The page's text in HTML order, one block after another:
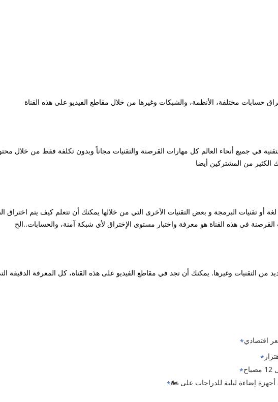
حسابات مختلفة، الأنظمة، والشبكات وغيرها من خلال مقاطع الفيديو على هذه القناة
في جميع أنحاء العالم كل مهارات القرصنة والتقنيات مجاناً وبدون تكلفة فقط من خلال
من المشتركين أيضا
أو تقنيات البرمجة و بعض التقنيات الأخرى التي من خلالها يمكنك أن تتعلم كيف يتم اختراق
في هذه القناة هو معرفة واختبار مستوى الإختراق لأي شبكة آمنة، والحسابات..الخ
التقنيات وغيرها. يمكنك أن تجد في مقاطع الفيديو على هذه القناة، كل المعرفة الدقيقة